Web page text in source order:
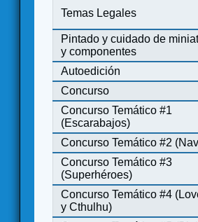
Temas Legales
Pintado y cuidado de
y componentes
Autoedición
Concurso
Concurso Temático #1
(Escarabajos)
Concurso Temático #2
Concurso Temático #3
(Superhéroes)
Concurso Temático #4
y Cthulhu)